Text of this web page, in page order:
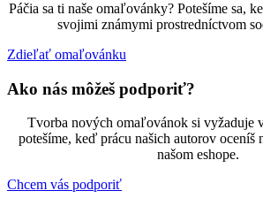
Páčia sa ti naše omaľovánky? Potešíme sa,
svojimi známymi prostredníctvom
Zdieľať omaľovánku
Ako nás môžeš podporiť?
Tvorba nových omaľovánok si vyžaduje
potešíme, keď prácu našich autorov oceníš
našom eshope.
Chcem vás podporiť